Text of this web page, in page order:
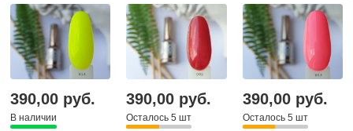
390,00 руб.
В наличии
390,00 руб.
Осталось 5 шт
390,00 руб.
Осталось 5 шт